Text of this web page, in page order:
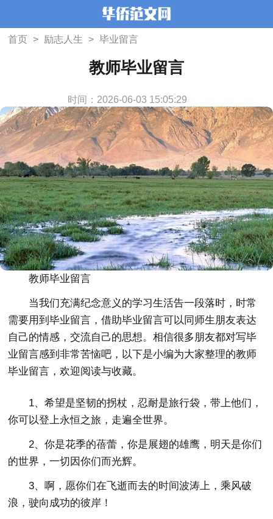
首页 > 励志人生 > 毕业留言
教师毕业留言
时间：2026-06-03 15:05:29
教师毕业留言
当我们充满纪念意义的学习生活告一段落时，时常
需要用到毕业留言，借助毕业留言可以同师生朋友表达
自己的情感，交流自己的思想。相信很多朋友都对写毕
业留言感到非常苦恼吧，以下是小编为大家整理的教师
毕业留言，欢迎阅读与收藏。
1、希望是坚韧的拐杖，忍耐是旅行袋，带上他们，
你可以登上永恒之旅，走遍全世界。
2、你是花季的蓓蕾，你是展翅的雄鹰，明天是你们
的世界，一切因你们而光辉。
3、啊，愿你们在飞逝而去的时间波涛上，乘风破
浪，驶向成功的彼岸！